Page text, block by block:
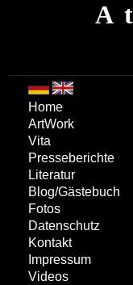
Home
ArtWork
Vita
Presseberichte
Literatur
Blog/Gästebuch
Fotos
Datenschutz
Kontakt
Impressum
Videos